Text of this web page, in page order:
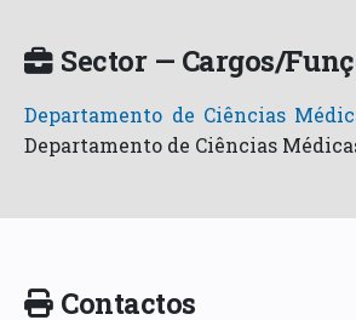
Sector — Cargos/
Departamento de Ciências
Departamento de Ciências
Contactos